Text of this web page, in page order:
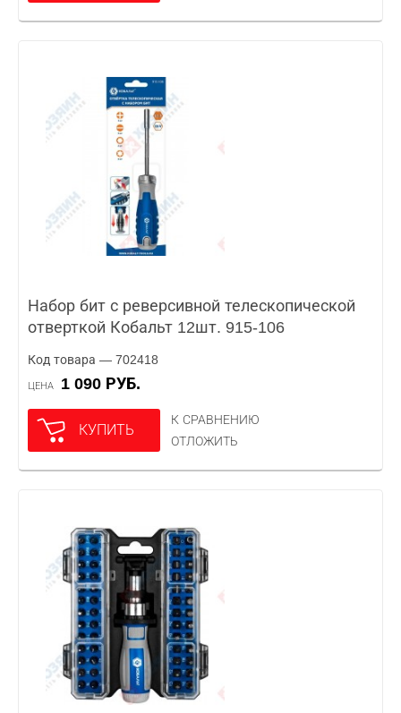
Набор бит с реверсивной телескопической
отверткой Кобальт 12шт. 915-106
Код товара — 702418
ЦЕНА 1 090 РУБ.
КУПИТЬ
К СРАВНЕНИЮ
ОТЛОЖИТЬ